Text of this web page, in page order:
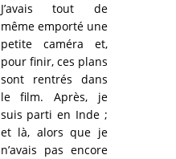
J’avais tout de
même emporté une
petite caméra et,
pour finir, ces plans
sont rentrés dans
le film. Après, je
suis parti en Inde ;
et là, alors que je
n’avais pas encore